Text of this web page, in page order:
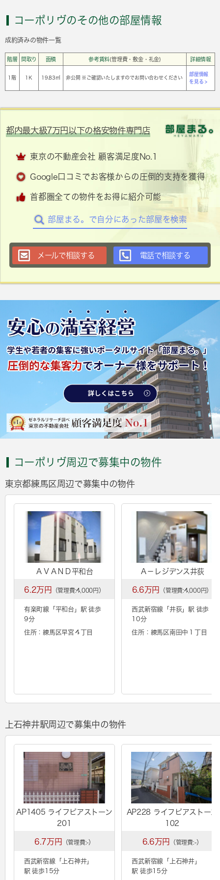
コーポリヴのその他の部屋情報
成約済みの物件一覧
階層 間取り 面積 参考賃料(管理費・敷金・礼金) 詳細情報
1階 1Ｋ 19.83㎡ 非公開 ※ご確認いたしますのでお問い合わせください
部屋情報
を見る >
都内最大級7万円以下の格安物件専門店
東京の不動産会社 顧客満足度No.1
Google口コミでお客様からの圧倒的支持を獲得
首都圏全ての物件をお得に紹介可能
部屋まる。で自分にあった部屋を検索
メールで相談する 電話で相談する
コーポリヴ周辺で募集中の物件
東京都練馬区周辺で募集中の物件
ＡＶＡＮＤ平和台
6.2万円 （管理費:4,000円）
有楽町線「 平和台 」駅 徒歩
9分
住所：練馬区早宮４丁目
Ａ－レジデンス井荻
6.6万円 （管理費:4,000円）
西武新宿線「 井荻 」駅 徒歩
10分
住所：練馬区南田中１丁目
上石神井駅周辺で募集中の物件
AP1405 ライフピアストーン
201
6.7万円 （管理費:-）
西武新宿線「 上石神井」
駅 徒歩15分
AP228 ライフピアストーン
102
6.6万円 （管理費:-）
西武新宿線「 上石神井」
駅 徒歩15分